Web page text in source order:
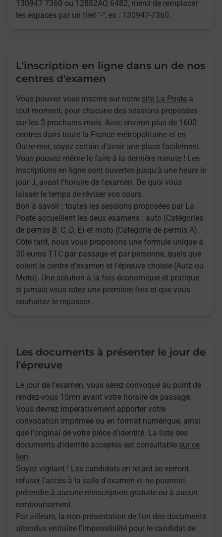
130947 7360 ou 12882AQ 6482, merci de remplacer
les espaces par un tiret "-", ex : 130947-7360.
L'inscription en ligne dans un de nos
centres d'examen
Vous pouvez vous inscrire sur notre site La Poste à
tout moment, pour chacune des sessions proposées
sur les 3 prochains mois. Avec environ plus de 1600
centres dans toute la France métropolitaine et en
Outre-mer, soyez certain d'avoir une place facilement.
Vous pouvez même le faire à la dernière minute ! Les
inscriptions en ligne sont ouvertes jusqu'à une heure le
jour J, avant l'horaire de l'examen. De quoi vous
laisser le temps de réviser vos cours.
Bon à savoir : toutes les sessions proposées par La
Poste accueillent les deux examens : auto (Catégories
de permis B, C, D, E) et moto (Catégorie de permis A).
Côté tarif, nous vous proposons une formule unique à
30 euros TTC par passage et par personne, quels que
soient le centre d'examen et l'épreuve choisie (Auto ou
Moto). Une solution à la fois économique et pratique
si jamais vous ratez une première fois et que vous
souhaitez le repasser.
Les documents à présenter le jour de
l'épreuve
Le jour de l'examen, vous serez convoqué au point de
rendez-vous 15mn avant votre horaire de passage.
Vous devrez impérativement apporter votre
convocation imprimée ou en format numérique, ainsi
que l'original de votre pièce d'identité. La liste des
documents d'identité acceptés est consultable sur ce
lien.
Soyez vigilant ! Les candidats en retard se verront
refuser l'accès à la salle d'examen et ne pourront
prétendre à aucune réinscription gratuite ou à aucun
remboursement.
Par ailleurs, la non-présentation de l'un des documents
attendus entraîne l'impossibilité pour le candidat de